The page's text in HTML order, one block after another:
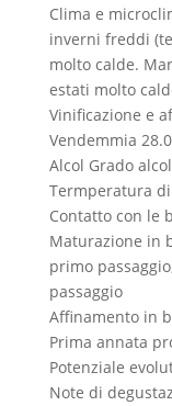
Clima e
inverni freddi
molto calde.
estati molto
Vinificazione e
Vendemmia
Alcol Grado
Termperatura
Contatto con le
Maturazione in
primo
passaggio
Affinamento in
Prima annata
Potenziale
Note di